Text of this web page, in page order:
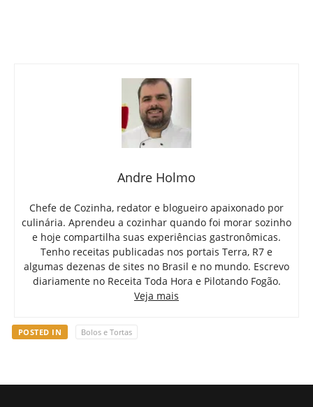
Andre Holmo
Chefe de Cozinha, redator e blogueiro apaixonado por
culinária. Aprendeu a cozinhar quando foi morar sozinho
e hoje compartilha suas experiências gastronômicas.
Tenho receitas publicadas nos portais Terra, R7 e
algumas dezenas de sites no Brasil e no mundo. Escrevo
diariamente no Receita Toda Hora e Pilotando Fogão.
Veja mais
POSTED IN Bolos e Tortas